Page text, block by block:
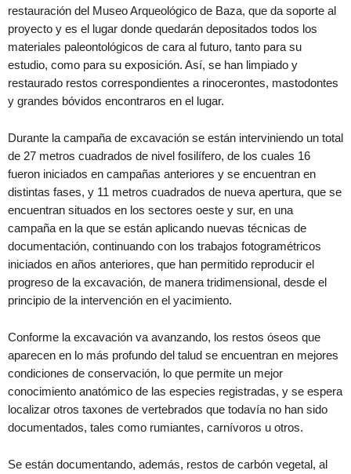
restauración del Museo Arqueológico de Baza, que da soporte al
proyecto y es el lugar donde quedarán depositados todos los
materiales paleontológicos de cara al futuro, tanto para su
estudio, como para su exposición. Así, se han limpiado y
restaurado restos correspondientes a rinocerontes, mastodontes
y grandes bóvidos encontraros en el lugar.
Durante la campaña de excavación se están interviniendo un total
de 27 metros cuadrados de nivel fosilífero, de los cuales 16
fueron iniciados en campañas anteriores y se encuentran en
distintas fases, y 11 metros cuadrados de nueva apertura, que se
encuentran situados en los sectores oeste y sur, en una
campaña en la que se están aplicando nuevas técnicas de
documentación, continuando con los trabajos fotogramétricos
iniciados en años anteriores, que han permitido reproducir el
progreso de la excavación, de manera tridimensional, desde el
principio de la intervención en el yacimiento.
Conforme la excavación va avanzando, los restos óseos que
aparecen en lo más profundo del talud se encuentran en mejores
condiciones de conservación, lo que permite un mejor
conocimiento anatómico de las especies registradas, y se espera
localizar otros taxones de vertebrados que todavía no han sido
documentados, tales como rumiantes, carnívoros u otros.
Se están documentando, además, restos de carbón vegetal, al